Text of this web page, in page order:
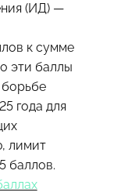
(ИД) —
к сумме
эти баллы
года для
лимит
баллов.